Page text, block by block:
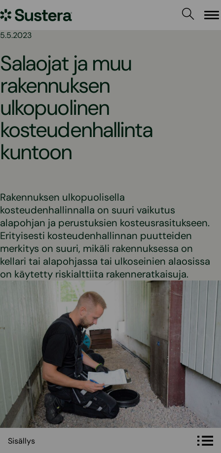
sisältöön
Sustera
5.5.2023
Salaojat ja muu
rakennuksen
ulkopuolinen
kosteudenhallinta
kuntoon
Rakennuksen ulkopuolisella
kosteudenhallinnalla on suuri vaikutus
alapohjan ja perustuksien kosteusrasitukseen.
Erityisesti kosteudenhallinnan puutteiden
merkitys on suuri, mikäli rakennuksessa on
kellari tai alapohjassa tai ulkoseinien alaosissa
on käytetty riskialttiita rakenneratkaisuja.
Sisällys